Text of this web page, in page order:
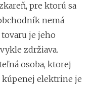
pre ktorú sa
nemá
je jeho
zdržiava.
osoba, ktorej
elektrine je